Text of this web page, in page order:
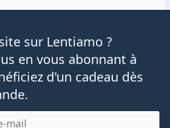
sur Lentiamo ?
en vous abonnant à
d'un cadeau dès